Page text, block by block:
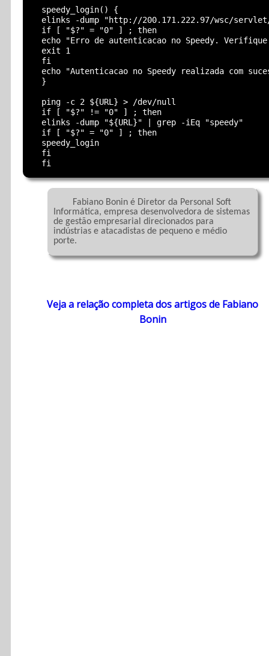
  speedy_login() {
elinks -dump "http://200.171.222.97/wsc/
  if [ "$?" = "0" ] ; then
echo "Erro de autenticacao no Speedy.
  exit 1
  fi
echo "Autenticacao no Speedy realizada com
  }
  ping -c 2 ${URL} > /dev/null
  if [ "$?" != "0" ] ; then
  elinks -dump "${URL}" | grep -iEq "speedy"
  if [ "$?" = "0" ] ; then
  speedy_login
  fi
Informática, empresa desenvolvedora de sistemas
de gestão empresarial direcionados para
indústrias e atacadistas de pequeno e médio
porte.
Veja a relação completa dos artigos de Fabiano
Bonin